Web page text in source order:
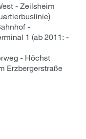
- Zeilsheim
-
1 (ab 2011: -
- Höchst
Erzbergerstraße